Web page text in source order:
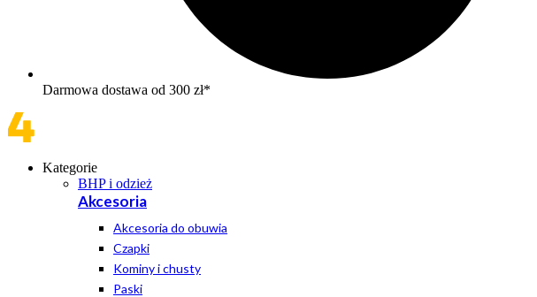
Darmowa dostawa od 300 zł*
Kategorie
BHP i odzież
Akcesoria
Akcesoria do obuwia
Czapki
Kominy i chusty
Paski